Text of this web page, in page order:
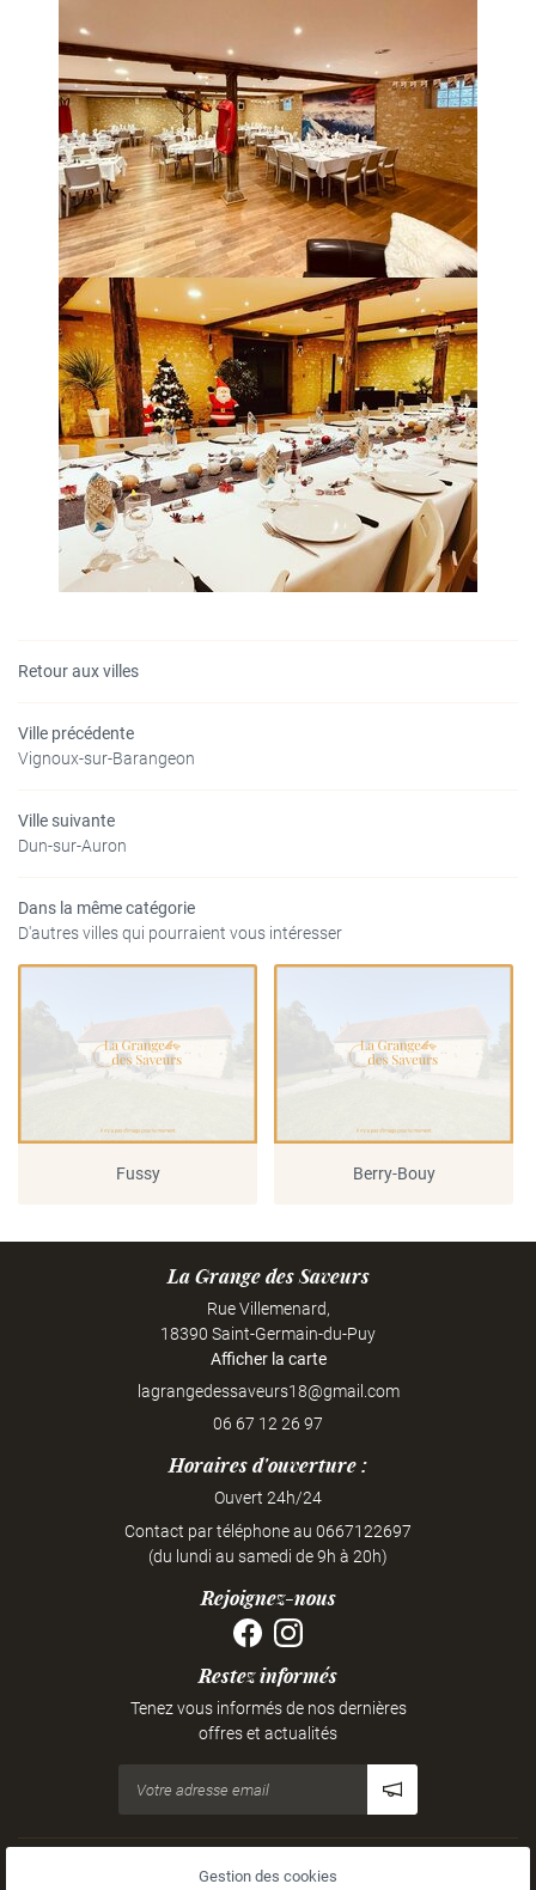
Retour aux villes
Ville précédente
Vignoux-sur-Barangeon
Ville suivante
Dun-sur-Auron
Dans la même catégorie
D'autres villes qui pourraient vous intéresser
Fussy Berry-Bouy
La Grange des Saveurs
Rue Villemenard,
18390 Saint-Germain-du-Puy
Afficher la carte
06 67 12 26 97
Horaires d'ouverture :
Ouvert 24h/24
Contact par téléphone au 0667122697
(du lundi au samedi de 9h à 20h)
Rejoignez-nous
Restez informés
Tenez vous informés de nos dernières
offres et actualités
Conditions générales d'utilisation
Gestion des cookies